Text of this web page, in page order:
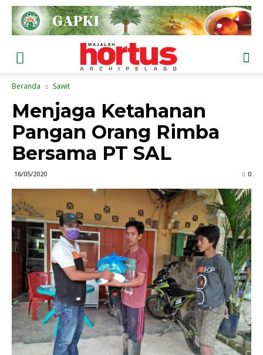
Beranda Sawit
Menjaga Ketahanan
Pangan Orang Rimba
Bersama PT SAL
16/05/2020 0